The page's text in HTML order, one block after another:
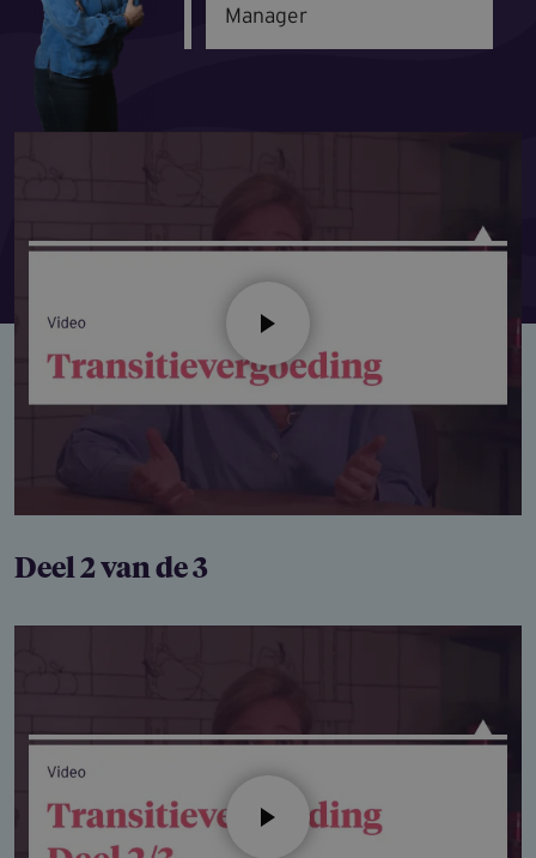
Manager
Deel 2 van de 3